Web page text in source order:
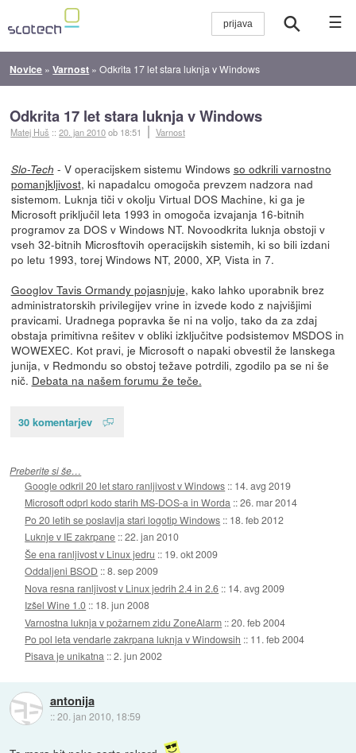
☰
Novice »Varnost »Odkrita 17 let stara luknja v Windows
Odkrita 17 let stara luknja v Windows
Matej Huš ::20. jan 2010ob 18:51 Varnost
Slo-Tech - V operacijskem sistemu Windows so odkrili varnostno
pomanjkljivost, ki napadalcu omogoča prevzem nadzora nad
sistemom. Luknja tiči v okolju Virtual DOS Machine, ki ga je
Microsoft priključil leta 1993 in omogoča izvajanja 16-bitnih
programov za DOS v Windows NT. Novoodkrita luknja obstoji v
vseh 32-bitnih Microsftovih operacijskih sistemih, ki so bili izdani
po letu 1993, torej Windows NT, 2000, XP, Vista in 7.
Googlov Tavis Ormandy pojasnjuje, kako lahko uporabnik brez
administratorskih privilegijev vrine in izvede kodo z najvišjimi
pravicami. Uradnega popravka še ni na voljo, tako da za zdaj
obstaja primitivna rešitev v obliki izključitve podsistemov MSDOS in
WOWEXEC. Kot pravi, je Microsoft o napaki obvestil že lanskega
junija, v Redmondu so obstoj težave potrdili, zgodilo pa se ni še
nič. Debata na našem forumu že teče.
30 komentarjev
Preberite si še…
Google odkril 20 let staro ranljivost v Windows :: 14. avg 2019
Microsoft odprl kodo starih MS-DOS-a in Worda ::26. mar 2014
Po 20 letih se poslavlja stari logotip Windows :: 18. feb 2012
Luknje v IE zakrpane ::22. jan 2010
Še ena ranljivost v Linux jedru :: 19. okt 2009
Oddaljeni BSOD ::8. sep 2009
Nova resna ranljivost v Linux jedrih 2.4 in 2.6 :: 14. avg 2009
Izšel Wine 1.0 :: 18. jun 2008
Varnostna luknja v požarnem zidu ZoneAlarm ::20. feb 2004
Po pol leta vendarle zakrpana luknja v Windowsih :: 11. feb 2004
Pisava je unikatna ::2. jun 2002
antonija
::20. jan 2010, 18:59